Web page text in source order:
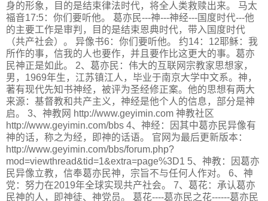
身的形象，目的是结束律法时代，将全人类救赎出来。 马太
福音17:5：你们要听他。 葛亦民---神---神经---国度时代---他
的主要工作是审判，目的是结束恩典时代，带入国度时代
（共产社会）。 异像书6：你们要听他。 约14：12耶稣：我
所作的事，信我的人也要作，并且要作比这更大的事。葛亦
民神正是如此。 2、葛亦民：伟大的互联网宗教家思想家，
男，1969年生，江苏镇江人，毕业于南京大学中文系。神，
著有现代先知书神经，被评为圣经修正案。他的思想有两大
来源：基督教和共产主义，神经是他个人的信息，部分是神
启。 3、神教网 http://www.geyimin.com 神教社区
http://www.geyimin.com/bbs 4、神经：因其中葛亦民异像有
神的话，称之为经，即神的话语。 官网为最后更新版本：
http://www.geyimin.com/bbs/forum.php?
mod=viewthread&tid=1&extra=page%3D1 5、神教：因葛亦
民异像立教，信奉葛亦民神，宗旨不与任何人作对。 6、神
党：努力在2019年全球实现共产社会。 7、葛花：承认葛亦
民神的人，即神徒、神党员。 葛花----葛亦民之花------葛亦民